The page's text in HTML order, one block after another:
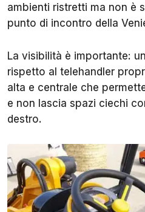
ambienti ristretti ma non è
punto di incontro della
La visibilità è importante:
rispetto al telehandler
alta e centrale che
e non lascia spazi ciechi
destro.